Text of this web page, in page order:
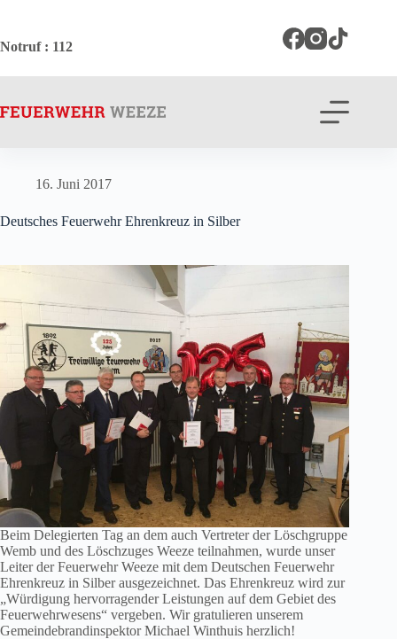
springen
Notruf: 112
16. Juni 2017
Deutsches Feuerwehr Ehrenkreuz in Silber
Beim Delegierten Tag an dem auch Vertreter der Löschgruppe
Wemb und des Löschzuges Weeze teilnahmen, wurde unser
Leiter der Feuerwehr Weeze mit dem Deutschen Feuerwehr
Ehrenkreuz in Silber ausgezeichnet. Das Ehrenkreuz wird zur
„Würdigung hervorragender Leistungen auf dem Gebiet des
Feuerwehrwesens“ vergeben. Wir gratulieren unserem
Gemeindebrandinspektor Michael Winthuis herzlich!